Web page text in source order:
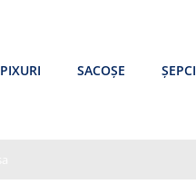
PIXURI SACOȘE ȘEPCI